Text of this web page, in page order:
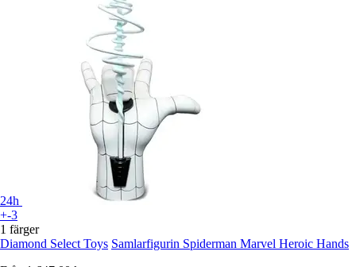
24h
+-3
1 färger
Diamond Select Toys Samlarfigurin Spiderman Marvel Heroic Hands